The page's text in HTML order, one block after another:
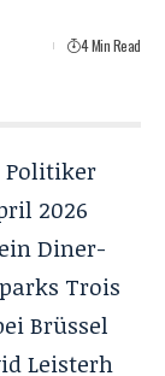
4 Min Read
Politiker
2026
Diner-
Trois
Brüssel
Leisterh